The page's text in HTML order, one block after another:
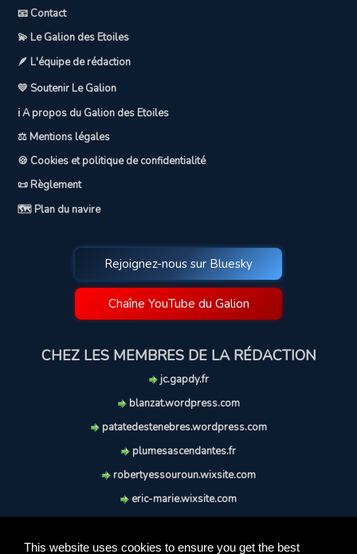
This website uses cookies to ensure you get the best
📧 Contact
💫 Le Galion des Etoiles
🪶 L'équipe de rédaction
💛 Soutenir Le Galion
ℹ️ A propos du Galion des Etoiles
⚖️ Mentions légales
🍪 Cookies et politique de confidentialité
📜 Règlement
🗺️ Plan du navire
Rejoignez-nous sur Bluesky
Chaîne YouTube du Galion
CHEZ LES MEMBRES DE LA RÉDACTION
jc.gapdy.fr
blanzat.wordpress.com
patatedestenebres.wordpress.com
plumesascendantes.fr
robertyessouroun.wixsite.com
eric-marie.wixsite.com
soufflereve.blogspot.com